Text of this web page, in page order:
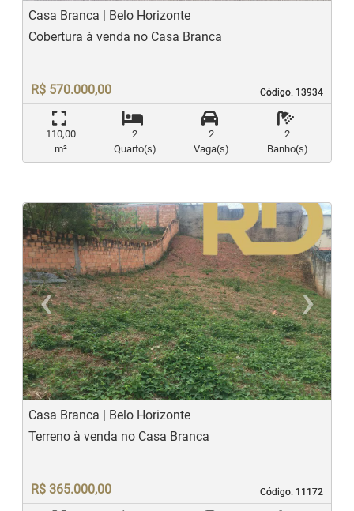
Casa Branca | Belo Horizonte
Código. 13934
Código. 13934
Cobertura à venda no Casa Branca
R$ 570.000,00
110,00
m²
2
Quarto(s)
2
Vaga(s)
2
Banho(s)
‹
Previous
›
Casa Branca | Belo Horizonte
Código. 11172
Código. 11172
Terreno à venda no Casa Branca
R$ 365.000,00